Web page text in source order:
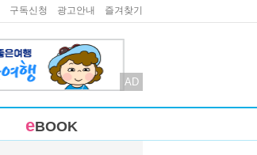
구독신청 광고안내 즐겨찾기
AD
eBOOK